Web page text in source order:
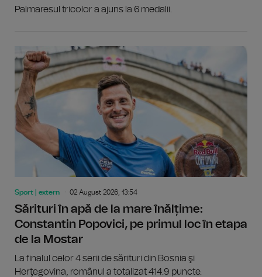
Palmaresul tricolor a ajuns la 6 medalii.
Sport | extern 02 August 2026, 13:54
Sărituri în apă de la mare înălțime:
Constantin Popovici, pe primul loc în etapa
de la Mostar
La finalul celor 4 serii de sărituri din Bosnia şi
Herţegovina, românul a totalizat 414.9 puncte.